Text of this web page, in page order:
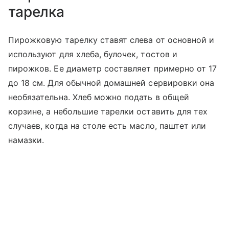
тарелка
Пирожковую тарелку ставят слева от основной и
используют для хлеба, булочек, тостов и
пирожков. Ее диаметр составляет примерно от 17
до 18 см. Для обычной домашней сервировки она
необязательна. Хлеб можно подать в общей
корзине, а небольшие тарелки оставить для тех
случаев, когда на столе есть масло, паштет или
намазки.